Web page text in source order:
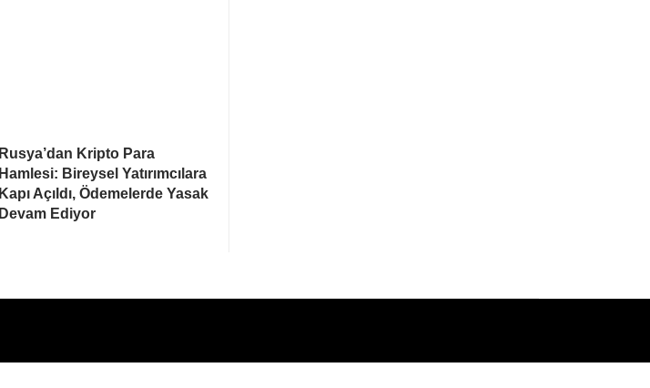
Rusya’dan Kripto Para
Hamlesi: Bireysel Yatırımcılara
Kapı Açıldı, Ödemelerde Yasak
Devam Ediyor